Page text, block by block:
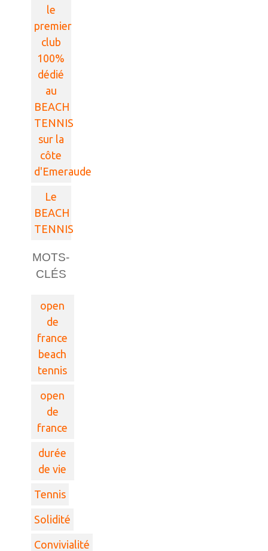
le
premier
club
100%
dédié
au
BEACH
TENNIS
sur la
côte
d'Emeraude
Le
BEACH
TENNIS
MOTS-
CLÉS
open
de
france
beach
tennis
open
de
france
durée
de vie
Tennis
Solidité
Convivialité